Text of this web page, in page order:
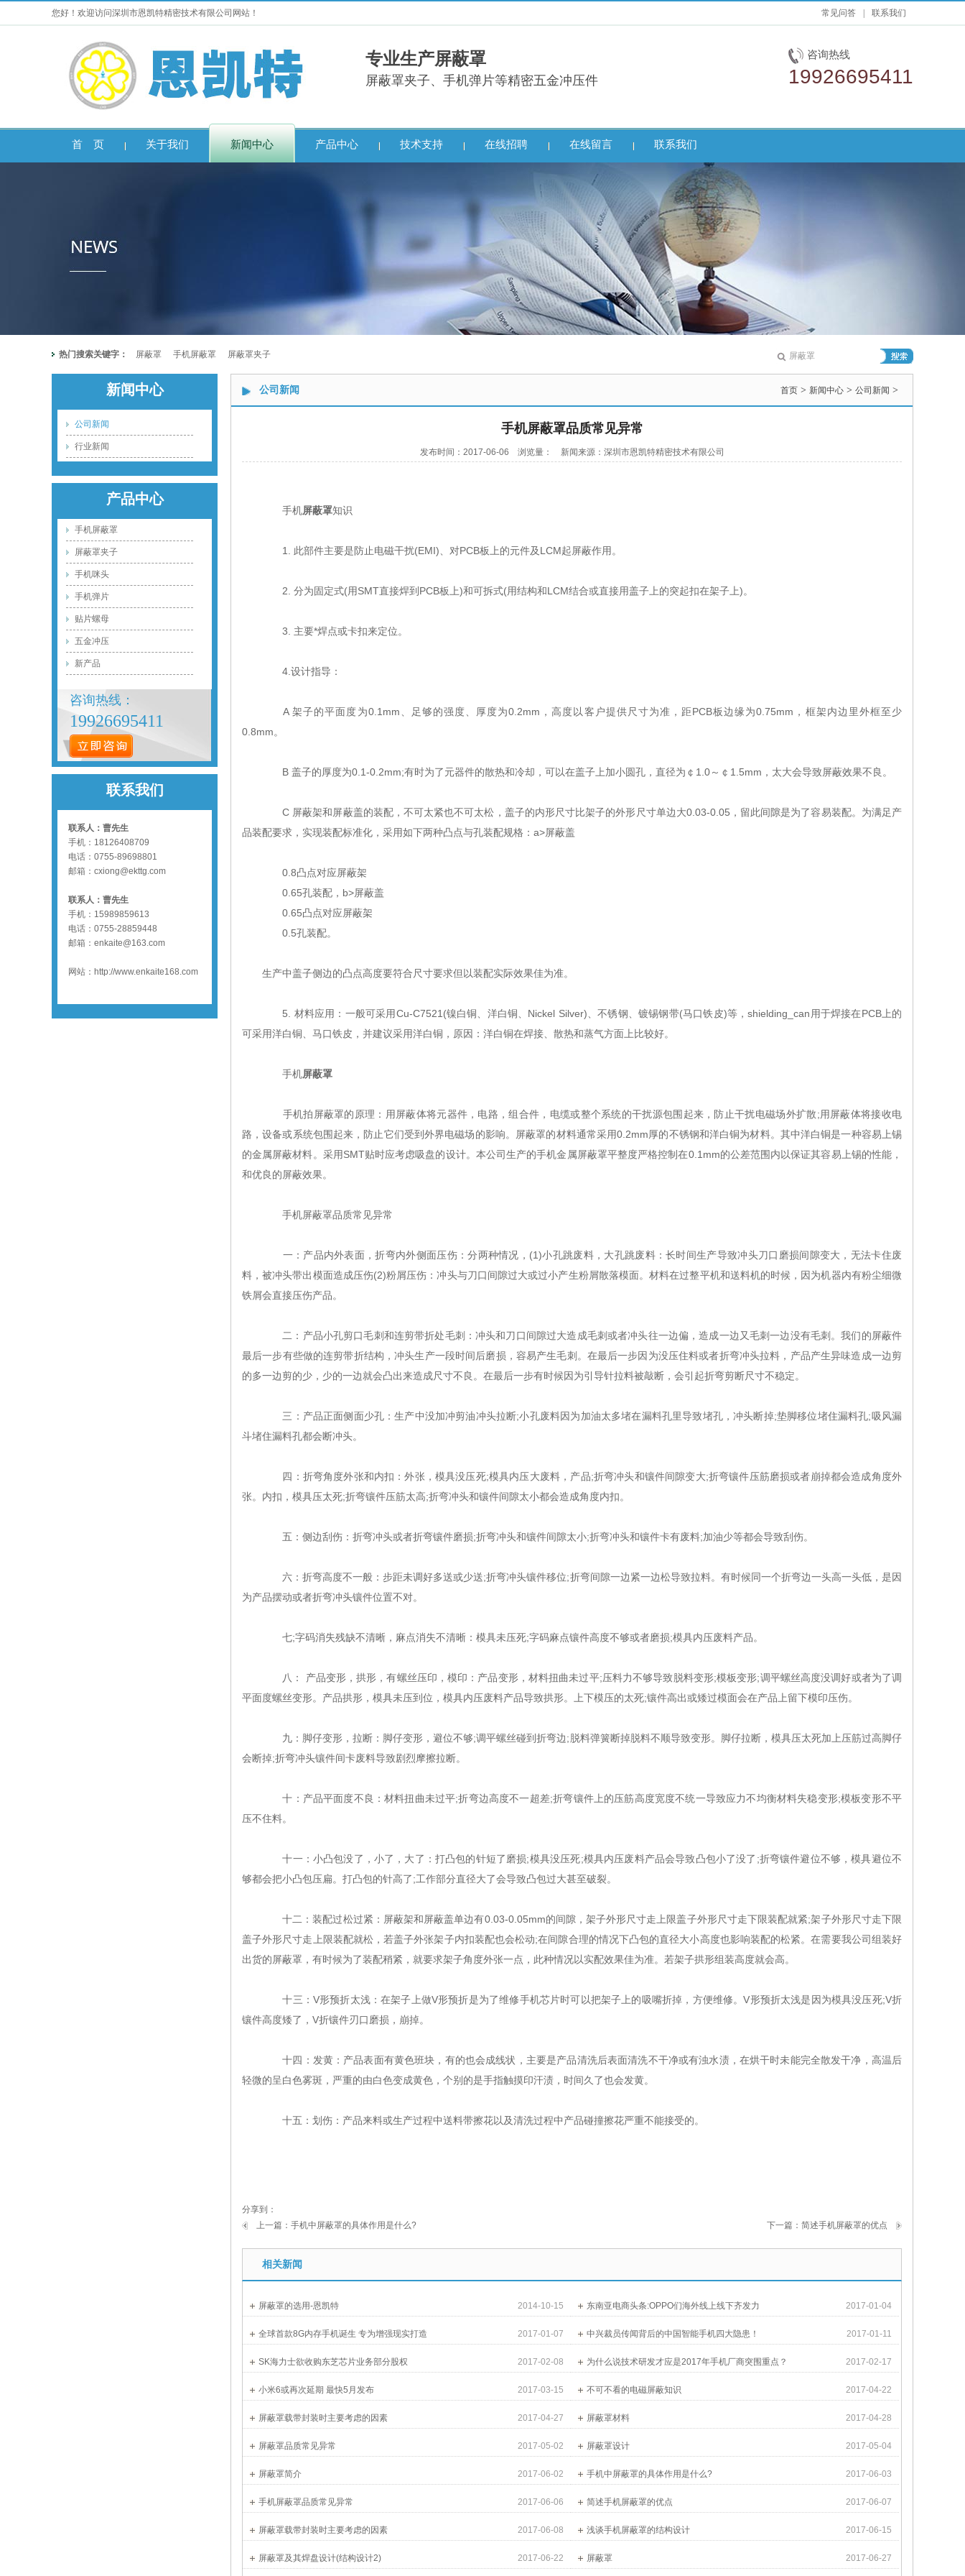
常见问答 联系我们
您好！欢迎访问深圳市恩凯特精密技术有限公司网站！
专业生产屏蔽罩
屏蔽罩夹子、手机弹片等精密五金冲压件
咨询热线
19926695411
首 页 关于我们 新闻中心 产品中心 技术支持 在线招聘 在线留言 联系我们
热门搜索关键字： 屏蔽罩 手机屏蔽罩 屏蔽罩夹子
新闻中心
公司新闻
行业新闻
产品中心
手机屏蔽罩
屏蔽罩夹子
手机咪头
手机弹片
贴片螺母
五金冲压
新产品
咨询热线：
19926695411
联系我们
联系人：曹先生
手机：18126408709
电话：0755-89698801
邮箱： cxiong@ekttg.com
联系人：曹先生
手机：15989859613
电话：0755-28859448
邮箱：enkaite@163.com
网站：http://www.enkaite168.com
公司新闻 首页 > 新闻中心 > 公司新闻 >
手机屏蔽罩品质常见异常
发布时间：2017-06-06 浏览量： 新闻来源：深圳市恩凯特精密技术有限公司
手机屏蔽罩知识
1. 此部件主要是防止电磁干扰(EMI)、对PCB板上的元件及LCM起屏蔽作用。
2. 分为固定式(用SMT直接焊到PCB板上)和可拆式(用结构和LCM结合或直接用盖子上的突起扣在架子上)。
3. 主要*焊点或卡扣来定位。
4.设计指导：
A 架子的平面度为0.1mm、足够的强度、厚度为0.2mm，高度以客户提供尺寸为准，距PCB板边缘为0.75mm，框架内边里外框至少
0.8mm。
B 盖子的厚度为0.1-0.2mm;有时为了元器件的散热和冷却，可以在盖子上加小圆孔，直径为￠1.0～￠1.5mm，太大会导致屏蔽效果不良。
C 屏蔽架和屏蔽盖的装配，不可太紧也不可太松，盖子的内形尺寸比架子的外形尺寸单边大0.03-0.05，留此间隙是为了容易装配。为满足产
品装配要求，实现装配标准化，采用如下两种凸点与孔装配规格：a>屏蔽盖
0.8凸点对应屏蔽架
0.65孔装配，b>屏蔽盖
0.65凸点对应屏蔽架
0.5孔装配。
生产中盖子侧边的凸点高度要符合尺寸要求但以装配实际效果佳为准。
5. 材料应用：一般可采用Cu-C7521(镍白铜、洋白铜、Nickel Silver)、不锈钢、镀锡钢带(马口铁皮)等，shielding_can用于焊接在PCB上的
可采用洋白铜、马口铁皮，并建议采用洋白铜，原因：洋白铜在焊接、散热和蒸气方面上比较好。
手机屏蔽罩
手机拍屏蔽罩的原理：用屏蔽体将元器件，电路，组合件，电缆或整个系统的干扰源包围起来，防止干扰电磁场外扩散;用屏蔽体将接收电
路，设备或系统包围起来，防止它们受到外界电磁场的影响。屏蔽罩的材料通常采用0.2mm厚的不锈钢和洋白铜为材料。其中洋白铜是一种容易上锡
的金属屏蔽材料。采用SMT贴时应考虑吸盘的设计。本公司生产的手机金属屏蔽罩平整度严格控制在0.1mm的公差范围内以保证其容易上锡的性能，
和优良的屏蔽效果。
手机屏蔽罩品质常见异常
一：产品内外表面，折弯内外侧面压伤：分两种情况，(1)小孔跳废料，大孔跳废料：长时间生产导致冲头刀口磨损间隙变大，无法卡住废
料，被冲头带出模面造成压伤(2)粉屑压伤：冲头与刀口间隙过大或过小产生粉屑散落模面。材料在过整平机和送料机的时候，因为机器内有粉尘细微
铁屑会直接压伤产品。
二：产品小孔剪口毛刺和连剪带折处毛刺：冲头和刀口间隙过大造成毛刺或者冲头往一边偏，造成一边又毛刺一边没有毛刺。我们的屏蔽件
最后一步有些做的连剪带折结构，冲头生产一段时间后磨损，容易产生毛刺。在最后一步因为没压住料或者折弯冲头拉料，产品产生异味造成一边剪
的多一边剪的少，少的一边就会凸出来造成尺寸不良。在最后一步有时候因为引导针拉料被敲断，会引起折弯剪断尺寸不稳定。
三：产品正面侧面少孔：生产中没加冲剪油冲头拉断;小孔废料因为加油太多堵在漏料孔里导致堵孔，冲头断掉;垫脚移位堵住漏料孔;吸风漏
斗堵住漏料孔都会断冲头。
四：折弯角度外张和内扣：外张，模具没压死;模具内压大废料，产品;折弯冲头和镶件间隙变大;折弯镶件压筋磨损或者崩掉都会造成角度外
张。内扣，模具压太死;折弯镶件压筋太高;折弯冲头和镶件间隙太小都会造成角度内扣。
五：侧边刮伤：折弯冲头或者折弯镶件磨损;折弯冲头和镶件间隙太小;折弯冲头和镶件卡有废料;加油少等都会导致刮伤。
六：折弯高度不一般：步距未调好多送或少送;折弯冲头镶件移位;折弯间隙一边紧一边松导致拉料。有时候同一个折弯边一头高一头低，是因
为产品摆动或者折弯冲头镶件位置不对。
七;字码消失残缺不清晰，麻点消失不清晰：模具未压死;字码麻点镶件高度不够或者磨损;模具内压废料产品。
八： 产品变形，拱形，有螺丝压印，模印：产品变形，材料扭曲未过平;压料力不够导致脱料变形;模板变形;调平螺丝高度没调好或者为了调
平面度螺丝变形。产品拱形，模具未压到位，模具内压废料产品导致拱形。上下模压的太死;镶件高出或矮过模面会在产品上留下模印压伤。
九：脚仔变形，拉断：脚仔变形，避位不够;调平螺丝碰到折弯边;脱料弹簧断掉脱料不顺导致变形。脚仔拉断，模具压太死加上压筋过高脚仔
会断掉;折弯冲头镶件间卡废料导致剧烈摩擦拉断。
十：产品平面度不良：材料扭曲未过平;折弯边高度不一超差;折弯镶件上的压筋高度宽度不统一导致应力不均衡材料失稳变形;模板变形不平
压不住料。
十一：小凸包没了，小了，大了：打凸包的针短了磨损;模具没压死;模具内压废料产品会导致凸包小了没了;折弯镶件避位不够，模具避位不
够都会把小凸包压扁。打凸包的针高了;工作部分直径大了会导致凸包过大甚至破裂。
十二：装配过松过紧：屏蔽架和屏蔽盖单边有0.03-0.05mm的间隙，架子外形尺寸走上限盖子外形尺寸走下限装配就紧;架子外形尺寸走下限
盖子外形尺寸走上限装配就松，若盖子外张架子内扣装配也会松动;在间隙合理的情况下凸包的直径大小高度也影响装配的松紧。在需要我公司组装好
出货的屏蔽罩，有时候为了装配稍紧，就要求架子角度外张一点，此种情况以实配效果佳为准。若架子拱形组装高度就会高。
十三：V形预折太浅：在架子上做V形预折是为了维修手机芯片时可以把架子上的吸嘴折掉，方便维修。V形预折太浅是因为模具没压死;V折
镶件高度矮了，V折镶件刃口磨损，崩掉。
十四：发黄：产品表面有黄色班块，有的也会成线状，主要是产品清洗后表面清洗不干净或有浊水渍，在烘干时未能完全散发干净，高温后
轻微的呈白色雾斑，严重的由白色变成黄色，个别的是手指触摸印汗渍，时间久了也会发黄。
十五：划伤：产品来料或生产过程中送料带擦花以及清洗过程中产品碰撞擦花严重不能接受的。
分享到：
上一篇： 手机中屏蔽罩的具体作用是什么? 下一篇： 简述手机屏蔽罩的优点
相关新闻
2014-10-15
屏蔽罩的选用-恩凯特 2017-01-04
东南亚电商头条:OPPO们海外线上线下齐发力
2017-01-07
全球首款8G内存手机诞生 专为增强现实打造 2017-01-11
中兴裁员传闻背后的中国智能手机四大隐患！
2017-02-08
SK海力士欲收购东芝芯片业务部分股权 2017-02-17
为什么说技术研发才应是2017年手机厂商突围重点？
2017-03-15
小米6或再次延期 最快5月发布 2017-04-22
不可不看的电磁屏蔽知识
2017-04-27
屏蔽罩载带封装时主要考虑的因素 2017-04-28
屏蔽罩材料
2017-05-02
屏蔽罩品质常见异常 2017-05-04
屏蔽罩设计
2017-06-02
屏蔽罩简介 2017-06-03
手机中屏蔽罩的具体作用是什么?
2017-06-06
手机屏蔽罩品质常见异常 2017-06-07
简述手机屏蔽罩的优点
2017-06-08
屏蔽罩载带封装时主要考虑的因素 2017-06-15
浅谈手机屏蔽罩的结构设计
2017-06-22
屏蔽罩及其焊盘设计(结构设计2) 2017-06-27
屏蔽罩